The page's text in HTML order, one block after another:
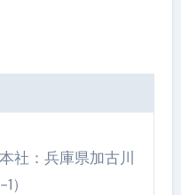
社：兵庫県加古川
）